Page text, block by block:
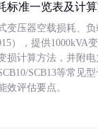
标准一览表及计
变压器空载损耗、
），提供1000kVA
损计算方法，并附
SCB13等常见
效评估要点。